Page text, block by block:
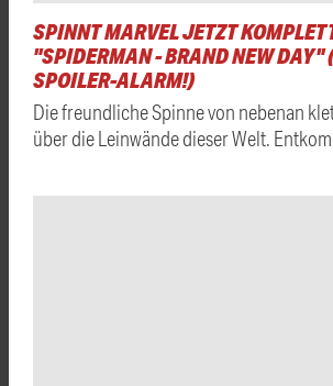
SPINNT MARVEL JETZT
"SPIDERMAN - BRAND NEW DAY"
SPOILER-ALARM!)
Die freundliche Spinne von nebenan
über die Leinwände dieser Welt.